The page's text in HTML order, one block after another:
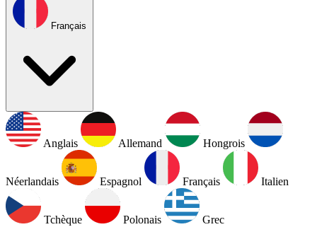
Français
Anglais Allemand Hongrois
Néerlandais Espagnol Français Italien
Tchèque Polonais Grec